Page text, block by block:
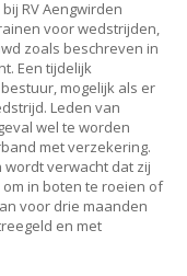
RV Aengwirden
voor wedstrijden,
zoals beschreven in
Een tijdelijk
mogelijk als er
Leden van
wel te worden
met verzekering.
verwacht dat zij
in boten te roeien of
voor drie maanden
en met